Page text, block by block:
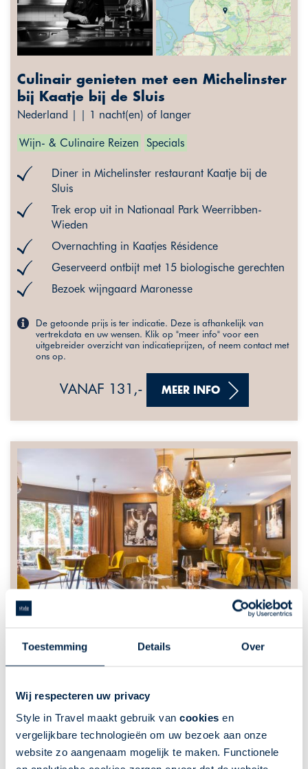
Toestemming Details Over
Wij respecteren uw privacy
Style in Travel maakt gebruik van cookies en
vergelijkbare technologieën om uw bezoek aan onze
website zo aangenaam mogelijk te maken. Functionele
Culinair genieten met een Michelinster
bij Kaatje bij de Sluis
Nederland | | 1 nacht(en) of langer
Wijn- & Culinaire Reizen Specials
Diner in Michelinster restaurant Kaatje bij de
Sluis
Trek erop uit in Nationaal Park Weerribben-
Wieden
Overnachting in Kaatjes Résidence
Geserveerd ontbijt met 15 biologische gerechten
Bezoek wijngaard Maronesse
De getoonde prijs is ter indicatie. Deze is afhankelijk van
vertrekdata en uw wensen. Klik op "meer info" voor een
uitgebreider overzicht van indicatieprijzen, of neem contact met
ons op.
VANAF 131,- MEER INFO